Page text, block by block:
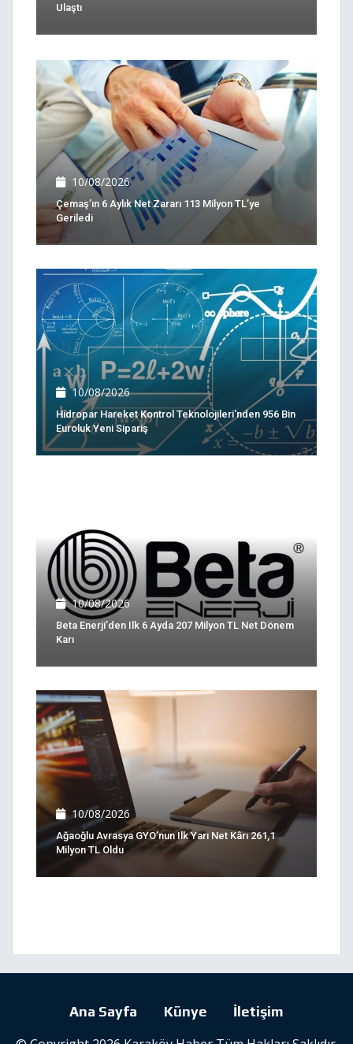
Ulaştı
10/08/2026
Çemaş’ın 6 Aylık Net Zararı 113 Milyon TL’ye
Geriledi
10/08/2026
Hidropar Hareket Kontrol Teknolojileri'nden 956 Bin
Euroluk Yeni Sipariş
10/08/2026
Beta Enerji’den Ilk 6 Ayda 207 Milyon TL Net Dönem
Karı
10/08/2026
Ağaoğlu Avrasya GYO’nun Ilk Yarı Net Kârı 261,1
Milyon TL Oldu
Ana Sayfa Künye İletişim